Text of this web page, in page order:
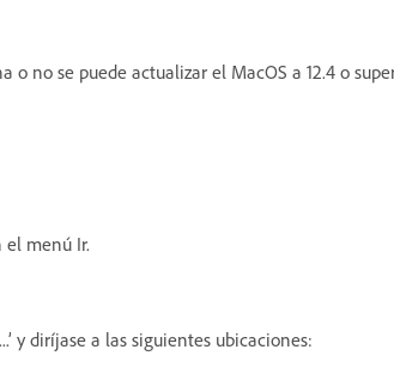
o no se puede actualizar el MacOS a 12.4 o
el menú Ir.
y diríjase a las siguientes ubicaciones: